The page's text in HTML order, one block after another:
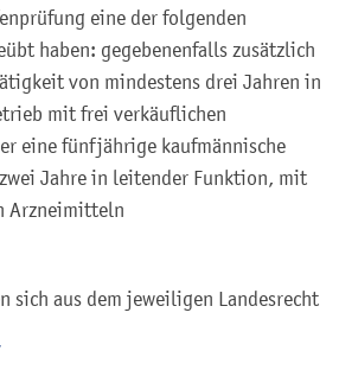
eine der folgenden
haben: gegebenenfalls zusätzlich
von mindestens drei Jahren in
mit frei verkäuflichen
eine fünfjährige kaufmännische
Jahre in leitender Funktion, mit
Arzneimitteln
sich aus dem jeweiligen Landesrecht